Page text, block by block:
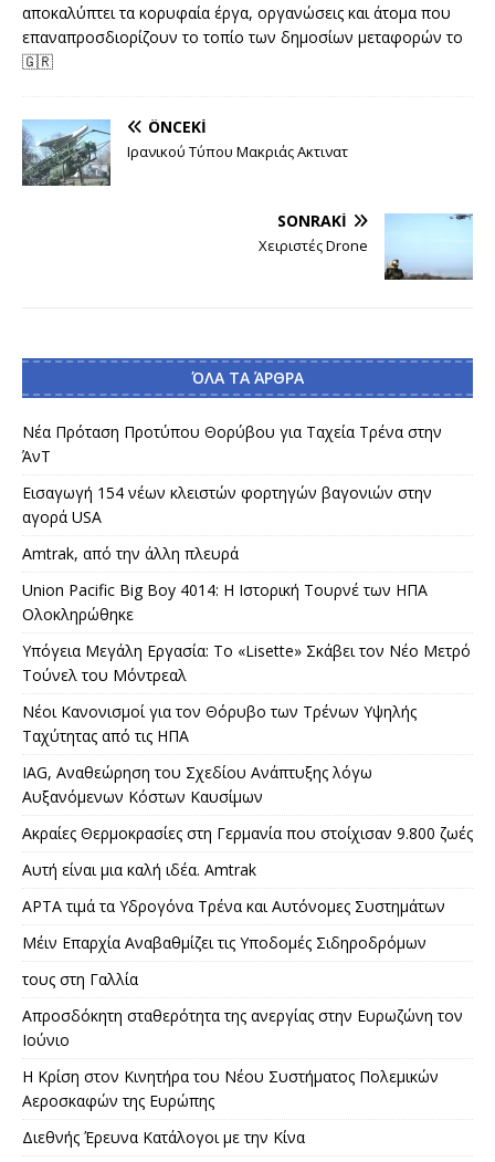
αποκαλύπτει τα κορυφαία έργα, οργανώσεις και άτομα που
επαναπροσδιορίζουν το τοπίο των δημοσίων μεταφορών το
🇬🇷
ÖNCEKI
Ιρανικού Τύπου Μακριάς Ακτινατ
SONRAKI
Χειριστές Drone
ΌΛΑ ΤΑ ΆΡΘΡΑ
Νέα Πρόταση Προτύπου Θορύβου για Ταχεία Τρένα στην
ΆνΤ
Εισαγωγή 154 νέων κλειστών φορτηγών βαγονιών στην
αγορά USA
Amtrak, από την άλλη πλευρά
Union Pacific Big Boy 4014: Η Ιστορική Τουρνέ των ΗΠΑ
Ολοκληρώθηκε
Υπόγεια Μεγάλη Εργασία: Το «Lisette» Σκάβει τον Νέο Μετρό
Τούνελ του Μόντρεαλ
Νέοι Κανονισμοί για τον Θόρυβο των Τρένων Υψηλής
Ταχύτητας από τις ΗΠΑ
IAG, Αναθεώρηση του Σχεδίου Ανάπτυξης λόγω
Αυξανόμενων Κόστων Καυσίμων
Ακραίες Θερμοκρασίες στη Γερμανία που στοίχισαν 9.800 ζωές
Αυτή είναι μια καλή ιδέα. Amtrak
APTA τιμά τα Υδρογόνα Τρένα και Αυτόνομες Συστημάτων
Μέιν Επαρχία Αναβαθμίζει τις Υποδομές Σιδηροδρόμων
τους στη Γαλλία
Απροσδόκητη σταθερότητα της ανεργίας στην Ευρωζώνη τον
Ιούνιο
Η Κρίση στον Κινητήρα του Νέου Συστήματος Πολεμικών
Αεροσκαφών της Ευρώπης
Διεθνής Έρευνα Κατάλογοι με την Κίνα